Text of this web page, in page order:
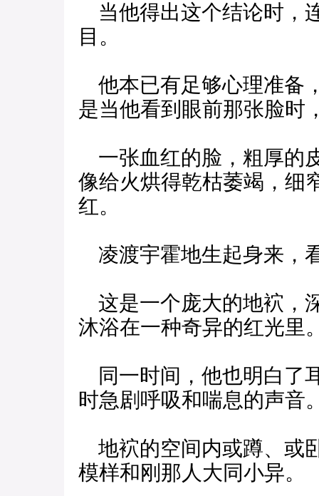
当他得出这个结论时，
目。
他本已有足够心理准备
是当他看到眼前那张脸时
一张血红的脸，粗厚的
像给火烘得乾枯萎竭，细
红。
凌渡宇霍地生起身来，
这是一个庞大的地袕，
沐浴在一种奇异的红光里
同一时间，他也明白了
时急剧呼吸和喘息的声音
地袕的空间内或蹲、或
模样和刚那人大同小异。